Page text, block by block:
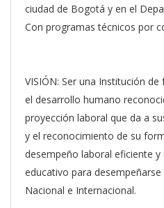
ciudad de Bogotá y en el
Con programas técnicos por
VISIÓN: ​Ser una Institución
el desarrollo humano
proyección laboral que da a
y el reconocimiento de su
desempeño laboral eficiente
educativo para
Nacional e Internacional.